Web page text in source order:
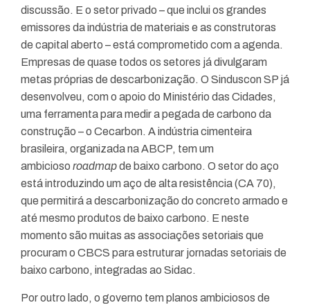
discussão. E o setor privado – que inclui os grandes
emissores da indústria de materiais e as construtoras
de capital aberto – está comprometido com a agenda.
Empresas de quase todos os setores já divulgaram
metas próprias de descarbonização. O Sinduscon SP já
desenvolveu, com o apoio do Ministério das Cidades,
uma ferramenta para medir a pegada de carbono da
construção – o Cecarbon. A indústria cimenteira
brasileira, organizada na ABCP, tem um
ambicioso roadmapde baixo carbono. O setor do aço
está introduzindo um aço de alta resistência (CA 70),
que permitirá a descarbonização do concreto armado e
até mesmo produtos de baixo carbono. E neste
momento são muitas as associações setoriais que
procuram o CBCS para estruturar jornadas setoriais de
baixo carbono, integradas ao Sidac.
Por outro lado, o governo tem planos ambiciosos de